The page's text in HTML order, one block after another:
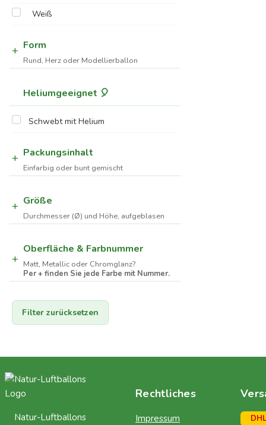
Weiß
Form
Rund, Herz oder Modellierballon
Heliumgeeignet 🎈
Schwebt mit Helium
Packungsinhalt
Einfarbig oder bunt gemischt
Größe
Durchmesser (Ø) und Höhe, aufgeblasen
Oberfläche & Farbnummer
Matt, Metallic oder Chromglanz?
Per + finden Sie jede Farbe mit Nummer.
Filter zurücksetzen
Natur-Luftballons
Rechtliches
Impressum
DHL